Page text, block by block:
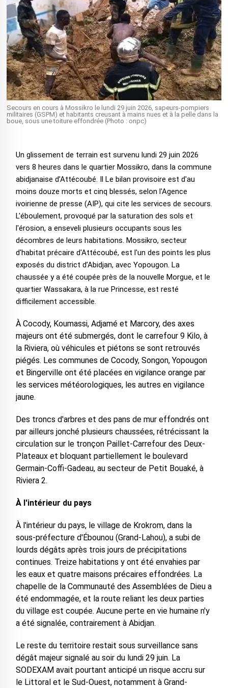
Secours en cours à Mossikro le lundi 29 juin 2026, sapeurs-pompiers
militaires (GSPM) et habitants creusant à mains nues et à la pelle dans la
boue, sous une toiture effondrée (Photo : onpc)
Un glissement de terrain est survenu lundi 29 juin 2026
vers 8 heures dans le quartier Mossikro, dans la commune
abidjanaise d’Attécoubé. Il Le bilan provisoire est d'au
moins douze morts et cinq blessés, selon l'Agence
ivoirienne de presse (AIP), qui cite les services de secours.
L'éboulement, provoqué par la saturation des sols et
l'érosion, a enseveli plusieurs occupants sous les
décombres de leurs habitations. Mossikro, secteur
d'habitat précaire d'Attécoubé, est l'un des points les plus
exposés du district d’Abidjan, avec Yopougon. La
chaussée y a été coupée près de la nouvelle Morgue, et le
quartier Wassakara, à la rue Princesse, est resté
difficilement accessible.
À Cocody, Koumassi, Adjamé et Marcory, des axes
majeurs ont été submergés, dont le carrefour 9 Kilo, à
la Riviera, où véhicules et piétons se sont retrouvés
piégés. Les communes de Cocody, Songon, Yopougon
et Bingerville ont été placées en vigilance orange par
les services météorologiques, les autres en vigilance
jaune.
Des troncs d'arbres et des pans de mur effondrés ont
par ailleurs jonché plusieurs chaussées, rétrécissant la
circulation sur le tronçon Paillet-Carrefour des Deux-
Plateaux et bloquant partiellement le boulevard
Germain-Coffi-Gadeau, au secteur de Petit Bouaké, à
Riviera 2.
À l'intérieur du pays
À l'intérieur du pays, le village de Krokrom, dans la
sous-préfecture d'Ébounou (Grand-Lahou), a subi de
lourds dégâts après trois jours de précipitations
continues. Treize habitations y ont été envahies par
les eaux et quatre maisons précaires effondrées. La
chapelle de la Communauté des Assemblées de Dieu a
été endommagée, et la route reliant les deux parties
du village est coupée. Aucune perte en vie humaine n'y
a été signalée, contrairement à Abidjan.
Le reste du territoire restait sous surveillance sans
dégât majeur signalé au soir du lundi 29 juin. La
SODEXAM avait pourtant anticipé un risque accru sur
le Littoral et le Sud-Ouest, notamment à Grand-